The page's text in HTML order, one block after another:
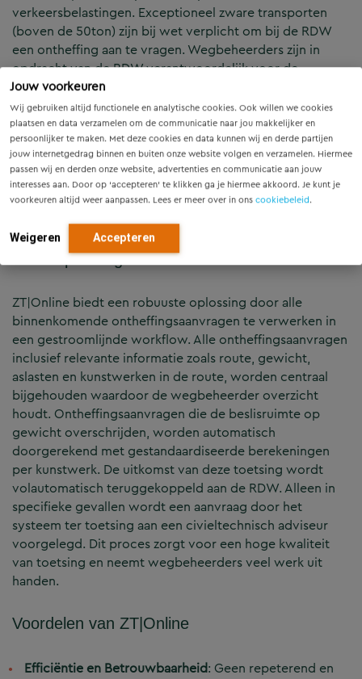
Jouw voorkeuren
Wij gebruiken altijd functionele en analytische cookies. Ook willen we cookies
plaatsen en data verzamelen om de communicatie naar jou makkelijker en
persoonlijker te maken. Met deze cookies en data kunnen wij en derde partijen
jouw internetgedrag binnen en buiten onze website volgen en verzamelen. Hiermee
passen wij en derden onze website, advertenties en communicatie aan jouw
interesses aan. Door op ‘accepteren’ te klikken ga je hiermee akkoord. Je kunt je
voorkeuren altijd weer aanpassen. Lees er meer over in ons cookiebeleid.
Weigeren Accepteren
verkeersbelastingen. Exceptioneel zware transporten
(boven de 50ton) zijn bij wet verplicht om bij de RDW
een ontheffing aan te vragen. Wegbeheerders zijn in
opdracht van de RDW verantwoordelijk voor de
civieltechnische toetsing van die passerende
transporten. Dit loopt voor provincies tot in de
duizenden ontheffingsaanvragen per jaar, die vaak
meerdere bruggen en viaducten passeren. Dit vraagt
veel inzet van civieltechnische adviseurs, wiens schaarse
tijd ook benodigd is in de enorme vernieuwingsopgave
voor de verouderde infrastructuur in Nederland. Dit
Onze oplossing
ZT|Online biedt een robuuste oplossing door alle
binnenkomende ontheffingsaanvragen te verwerken in
een gestroomlijnde workflow. Alle ontheffingsaanvragen
inclusief relevante informatie zoals route, gewicht,
aslasten en kunstwerken in de route, worden centraal
bijgehouden waardoor de wegbeheerder overzicht
houdt. Ontheffingsaanvragen die de beslisruimte op
gewicht overschrijden, worden automatisch
doorgerekend met gestandaardiseerde berekeningen
per kunstwerk. De uitkomst van deze toetsing wordt
volautomatisch teruggekoppeld aan de RDW. Alleen in
specifieke gevallen wordt een aanvraag door het
systeem ter toetsing aan een civieltechnisch adviseur
voorgelegd. Dit proces zorgt voor een hoge kwaliteit
van toetsing en neemt wegbeheerders veel werk uit
handen.
Voordelen van ZT|Online
Efficiëntie en Betrouwbaarheid: Geen repeterend en